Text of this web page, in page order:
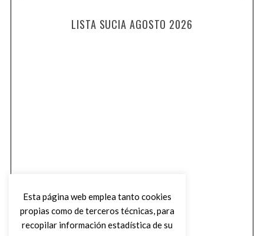
LISTA SUCIA AGOSTO 2026
Esta página web emplea tanto cookies
propias como de terceros técnicas, para
recopilar información estadística de su